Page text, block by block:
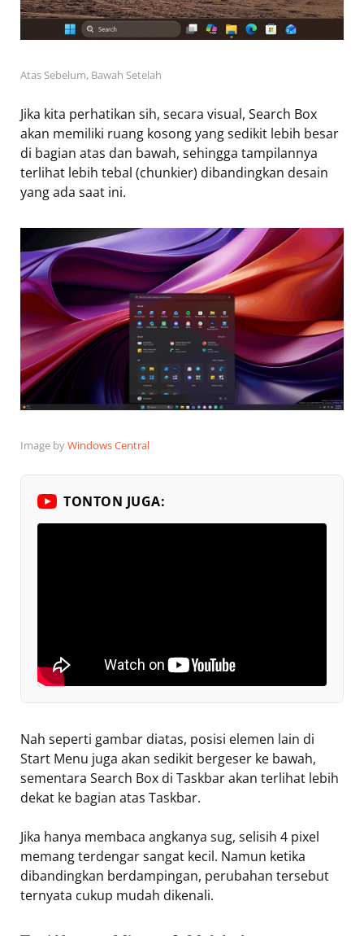
Atas Sebelum, Bawah Setelah
Jika kita perhatikan sih, secara visual, Search Box
akan memiliki ruang kosong yang sedikit lebih besar
di bagian atas dan bawah, sehingga tampilannya
terlihat lebih tebal (chunkier) dibandingkan desain
yang ada saat ini.
Image byWindows Central
TONTON JUGA:
Nah seperti gambar diatas, posisi elemen lain di
Start Menu juga akan sedikit bergeser ke bawah,
sementara Search Box di Taskbar akan terlihat lebih
dekat ke bagian atas Taskbar.
Jika hanya membaca angkanya sug, selisih 4 pixel
memang terdengar sangat kecil. Namun ketika
dibandingkan berdampingan, perubahan tersebut
ternyata cukup mudah dikenali.